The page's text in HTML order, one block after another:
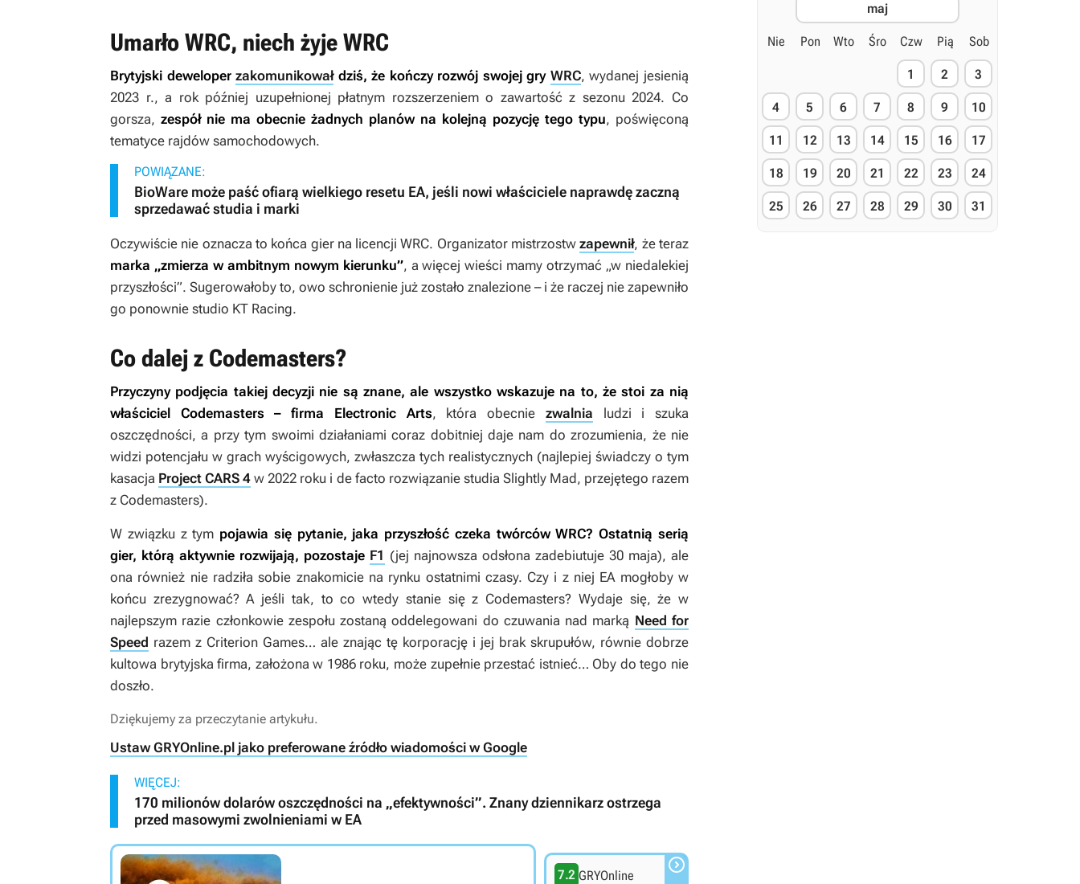
Umarło WRC, niech żyje WRC
Brytyjski deweloperzakomunikowałdziś, że kończy rozwój swojej gry WRC, wydanej jesienią
2023 r., a rok później uzupełnionej płatnym rozszerzeniem o zawartość z sezonu 2024. Co
gorsza, zespół nie ma obecnie żadnych planów na kolejną pozycję tego typu, poświęconą
tematyce rajdów samochodowych.
POWIĄZANE:
BioWare może paść ofiarą wielkiego resetu EA, jeśli nowi właściciele naprawdę zaczną
sprzedawać studia i marki
Oczywiście nie oznacza to końca gier na licencji WRC. Organizator mistrzostwzapewnił, że teraz
marka „zmierza w ambitnym nowym kierunku”, a więcej wieści mamy otrzymać „w niedalekiej
przyszłości”. Sugerowałoby to, owo schronienie już zostało znalezione – i że raczej nie zapewniło
go ponownie studio KT Racing.
Co dalej z Codemasters?
Przyczyny podjęcia takiej decyzji nie są znane, ale wszystko wskazuje na to, że stoi za nią
właściciel Codemasters – firma Electronic Arts, która obecnie zwalnia ludzi i szuka
oszczędności, a przy tym swoimi działaniami coraz dobitniej daje nam do zrozumienia, że nie
widzi potencjału w grach wyścigowych, zwłaszcza tych realistycznych (najlepiej świadczy o tym
kasacja Project CARS 4 w 2022 roku i de facto rozwiązanie studia Slightly Mad, przejętego razem
z Codemasters).
W związku z tym pojawia się pytanie, jaka przyszłość czeka twórcówWRC? Ostatnią serią
gier, którą aktywnie rozwijają, pozostaje F1 (jej najnowsza odsłona zadebiutuje 30 maja), ale
ona również nie radziła sobie znakomicie na rynku ostatnimi czasy. Czy i z niej EA mogłoby w
końcu zrezygnować? A jeśli tak, to co wtedy stanie się z Codemasters? Wydaje się, że w
najlepszym razie członkowie zespołu zostaną oddelegowani do czuwania nad marką Need for
Speed razem z Criterion Games… ale znając tę korporację i jej brak skrupułów, równie dobrze
kultowa brytyjska firma, założona w 1986 roku, może zupełnie przestać istnieć… Oby do tego nie
doszło.
Dziękujemy za przeczytanie artykułu.
Ustaw GRYOnline.pl jako preferowane źródło wiadomości w Google
WIĘCEJ:
170 milionów dolarów oszczędności na „efektywności”. Znany dziennikarz ostrzega
przed masowymi zwolnieniami w EA
7.2 GRYOnline

maj
Nie Pon Wto Śro Czw Pią Sob
1 2 3
4 5 6 7 8 9 10
11 12 13 14 15 16 17
18 19 20 21 22 23 24
25 26 27 28 29 30 31